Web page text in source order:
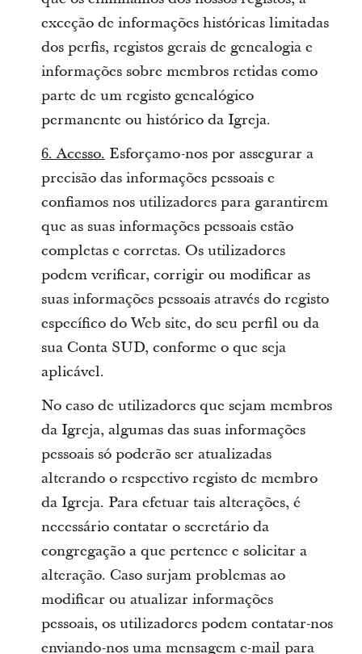
exceção de informações históricas limitadas
dos perfis, registos gerais de genealogia e
informações sobre membros retidas como
parte de um registo genealógico
permanente ou histórico da Igreja.
6. Acesso.Esforçamo-nos por assegurar a
precisão das informações pessoais e
confiamos nos utilizadores para garantirem
que as suas informações pessoais estão
completas e corretas. Os utilizadores
podem verificar, corrigir ou modificar as
suas informações pessoais através do registo
específico do Web site, do seu perfil ou da
sua Conta SUD, conforme o que seja
aplicável.
No caso de utilizadores que sejam membros
da Igreja, algumas das suas informações
pessoais só poderão ser atualizadas
alterando o respectivo registo de membro
da Igreja. Para efetuar tais alterações, é
necessário contatar o secretário da
congregação a que pertence e solicitar a
alteração. Caso surjam problemas ao
modificar ou atualizar informações
pessoais, os utilizadores podem contatar-nos
enviando-nos uma mensagem e-mail para